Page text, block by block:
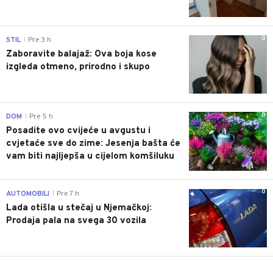
0
STIL Pre 3 h
Zaboravite balajaž: Ova boja kose
izgleda otmeno, prirodno i skupo
0
DOM Pre 5 h
Posadite ovo cvijeće u avgustu i
cvjetaće sve do zime: Jesenja bašta će
vam biti najljepša u cijelom komšiluku
0
AUTOMOBILI Pre 7 h
Lada otišla u stečaj u Njemačkoj:
Prodaja pala na svega 30 vozila